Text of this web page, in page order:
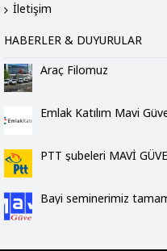
İletişim
HABERLER & DUYURULAR
Araç Filomuz
Emlak Katılım Mavi
PTT şubeleri MAVİ
Bayi seminerimiz